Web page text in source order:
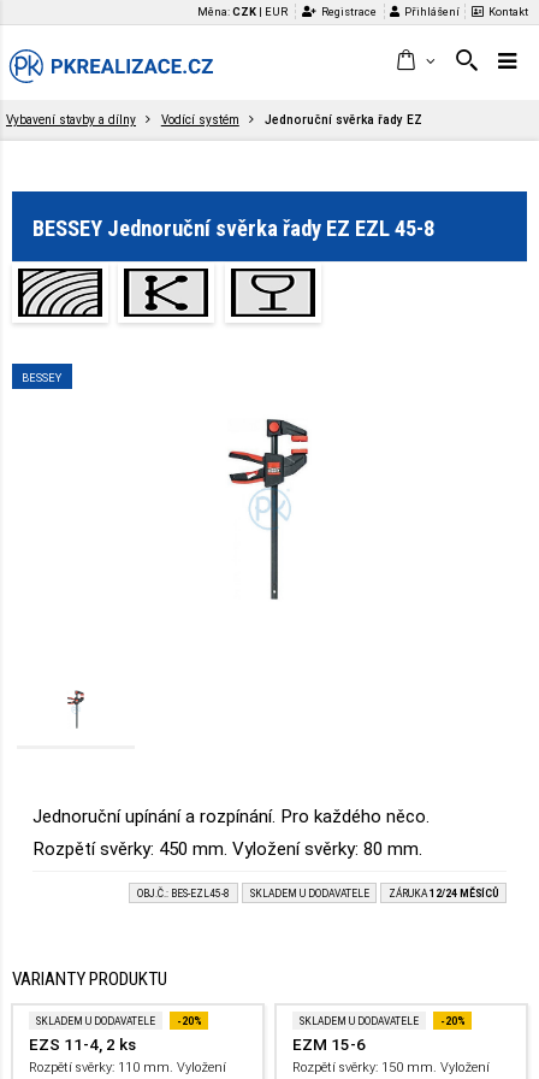
Měna:CZK EUR Registrace Přihlášení Kontakt
Vybavení stavby a dílny Vodící systém Jednoruční svěrka řady EZ
BESSEY Jednoruční svěrka řady EZ EZL 45-8
BESSEY
Jednoruční upínání a rozpínání. Pro každého něco.
Rozpětí svěrky: 450 mm. Vyložení svěrky: 80 mm.
OBJ.Č.: BES-EZL45-8 SKLADEM U DODAVATELE ZÁRUKA 12/24 MĚSÍCŮ
VARIANTY PRODUKTU
SKLADEM U DODAVATELE -20%
EZS 11-4, 2 ks
Rozpětí svěrky: 110 mm. Vyložení
SKLADEM U DODAVATELE -20%
EZM 15-6
Rozpětí svěrky: 150 mm. Vyložení